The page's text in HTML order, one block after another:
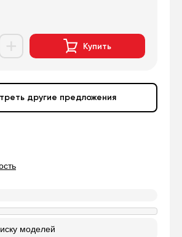
+ Купить
другие предложения